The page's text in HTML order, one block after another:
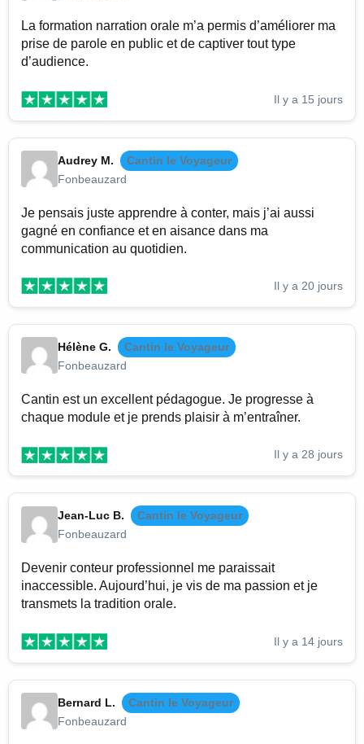
La formation narration orale m’a permis d’améliorer ma
prise de parole en public et de captiver tout type
d’audience.
Il y a 15 jours
Audrey M.
Cantin le Voyageur
Fonbeauzard
Je pensais juste apprendre à conter, mais j’ai aussi
gagné en confiance et en aisance dans ma
communication au quotidien.
Il y a 20 jours
Hélène G.
Cantin le Voyageur
Fonbeauzard
Cantin est un excellent pédagogue. Je progresse à
chaque module et je prends plaisir à m’entraîner.
Il y a 28 jours
Jean-Luc B.
Cantin le Voyageur
Fonbeauzard
Devenir conteur professionnel me paraissait
inaccessible. Aujourd’hui, je vis de ma passion et je
transmets la tradition orale.
Il y a 14 jours
Bernard L.
Cantin le Voyageur
Fonbeauzard